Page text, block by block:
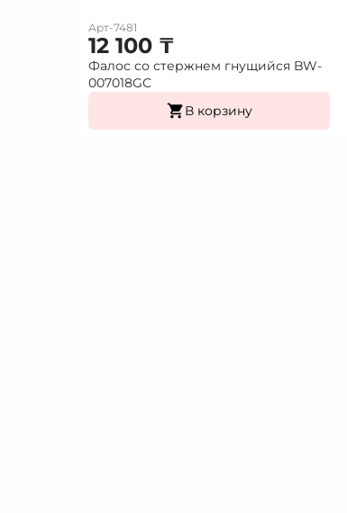
Арт-7481
12 100 ₸
Фалос со стержнем гнущийся BW-
007018GС
В корзину